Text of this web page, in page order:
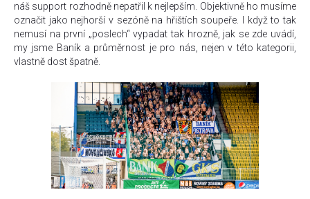
náš support rozhodně nepatřil k nejlepším. Objektivně ho musíme
označit jako nejhorší v sezóně na hřištích soupeře. I když to tak
nemusí na první „poslech“ vypadat tak hrozně, jak se zde uvádí,
my jsme Baník a průměrnost je pro nás, nejen v této kategorii,
vlastně dost špatně.